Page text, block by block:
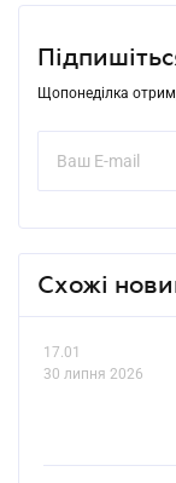
Щопонеділка
Схожі
17.01
30 липня 2026